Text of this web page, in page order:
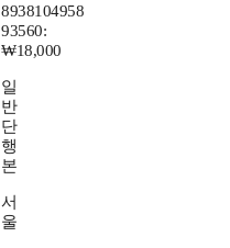
8938104958
93560:
₩18,000
일
반
단
행
본
서
울